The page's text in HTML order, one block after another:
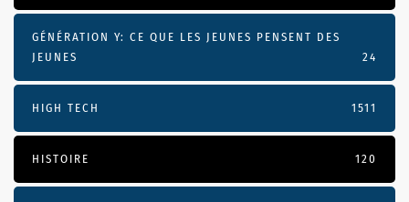
GÉNÉRATION Y: CE QUE LES JEUNES PENSENT DES
JEUNES
24
HIGH TECH 1511
HISTOIRE 120